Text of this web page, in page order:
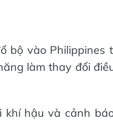
bộ vào Philippines
làm thay đổi
khí hậu và cảnh